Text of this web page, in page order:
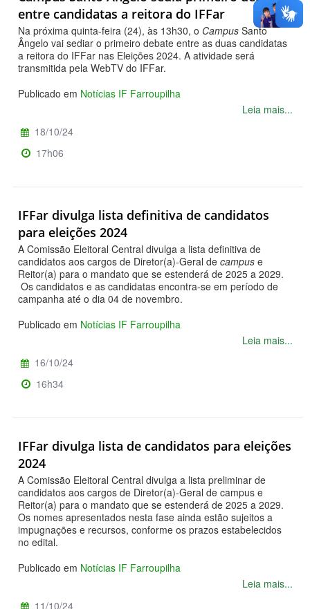
entre candidatas a reitora do IFFar
Na próxima quinta-feira (24), às 13h30, o Campus Santo
Ângelo vai sediar o primeiro debate entre as duas candidatas
a reitora do IFFar nas Eleições 2024. A atividade será
transmitida pela WebTV do IFFar.
Publicado em Notícias IF Farroupilha
Leia mais...
18/10/24
17h06
IFFar divulga lista definitiva de candidatos
para eleições 2024
A Comissão Eleitoral Central divulga a lista definitiva de
candidatos aos cargos de Diretor(a)-Geral de campus e
Reitor(a) para o mandato que se estenderá de 2025 a 2029.
Os candidatos e as candidatas encontra-se em período de
campanha até o dia 04 de novembro.
Publicado em Notícias IF Farroupilha
Leia mais...
16/10/24
16h34
IFFar divulga lista de candidatos para eleições
2024
A Comissão Eleitoral Central divulga a lista preliminar de
candidatos aos cargos de Diretor(a)-Geral de campus e
Reitor(a) para o mandato que se estenderá de 2025 a 2029.
Os nomes apresentados nesta fase ainda estão sujeitos a
impugnações e recursos, conforme os prazos estabelecidos
no edital.
Publicado em Notícias IF Farroupilha
Leia mais...
11/10/24